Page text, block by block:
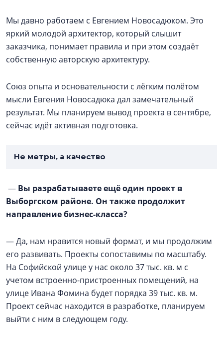
Мы давно работаем с Евгением Новосадюком. Это
яркий молодой архитектор, который слышит
заказчика, понимает правила и при этом создаёт
собственную авторскую архитектуру.
Союз опыта и основательности с лёгким полётом
мысли Евгения Новосадюка дал замечательный
результат. Мы планируем вывод проекта в сентябре,
сейчас идёт активная подготовка.
Не метры, а качество
— Вы разрабатываете ещё один проект в
Выборгском районе. Он также продолжит
направление бизнес-класса?
— Да, нам нравится новый формат, и мы продолжим
его развивать. Проекты сопоставимы по масштабу.
На Софийской улице у нас около 37 тыс. кв. м с
учетом встроенно-пристроенных помещений, на
улице Ивана Фомина будет порядка 39 тыс. кв. м.
Проект сейчас находится в разработке, планируем
выйти с ним в следующем году.